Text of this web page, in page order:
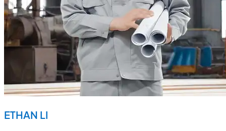
ETHAN LI